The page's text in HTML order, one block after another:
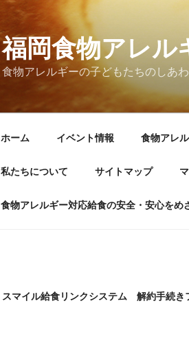
福岡食物アレル
食物アレルギーの子どもたちのしあ
ホーム イベント情報 食物アレ
私たちについて サイトマップ
食物アレルギー対応給食の安全・安心をめ
スマイル給食リンクシステム 解約手続き